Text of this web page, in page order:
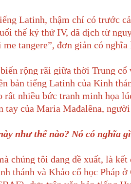
Latinh, thậm chí có trước
thế kỷ thứ IV, đã dịch từ
tangere”, đơn giản có nghĩa
rộng rãi giữa thời Trung cổ
bản tiếng Latinh của Kinh
rất nhiều bức tranh minh họa
tay của Maria Mađalêna,
như thế nào? Nó có nghĩa
chúng tôi đang đề xuất, là
thánh và Khảo cổ học Pháp